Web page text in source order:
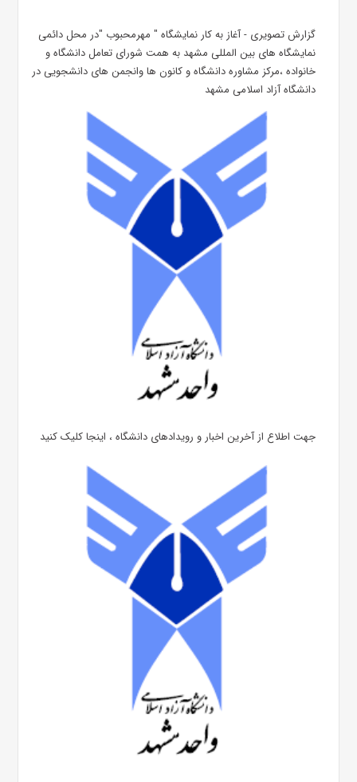
گزارش تصویری - آغاز به کار نمایشگاه " مهرمحبوب "در محل دائمی
نمایشگاه های بین المللی مشهد به همت شورای تعامل دانشگاه و
خانواده ،مرکز مشاوره دانشگاه و کانون ها وانجمن های دانشجویی در
دانشگاه آزاد اسلامی مشهد
جهت اطلاع از آخرین اخبار و رویدادهای دانشگاه ، اینجا کلیک کنید